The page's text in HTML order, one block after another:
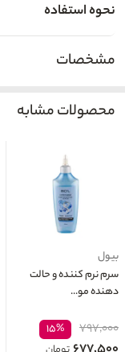
نحوه استفاده
مشخصات
محصولات مشابه
بیول
سرم نرم کننده و حالت
دهنده مو...
۷۹۷,۰۰۰ ۱۵%